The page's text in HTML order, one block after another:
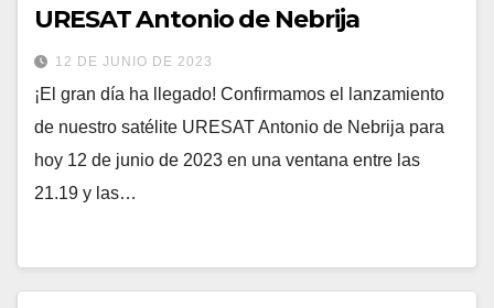
URESAT Antonio de Nebrija
12 DE JUNIO DE 2023
¡El gran día ha llegado! Confirmamos el lanzamiento
de nuestro satélite URESAT Antonio de Nebrija para
hoy 12 de junio de 2023 en una ventana entre las
21.19 y las…